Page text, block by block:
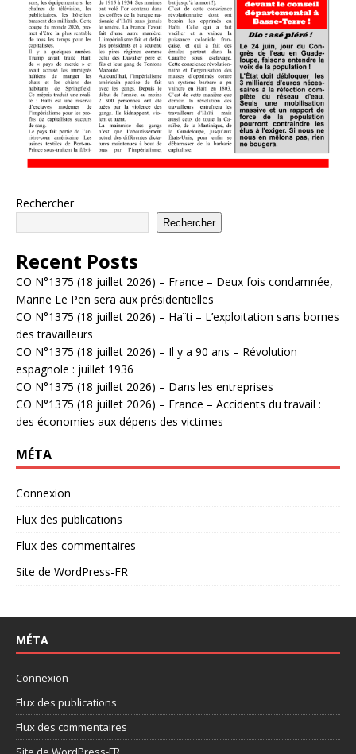
Rechercher
Rechercher
Recent Posts
CO N°1375 (18 juillet 2026) – France – Deux fois condamnée,
Marine Le Pen sera aux présidentielles
CO N°1375 (18 juillet 2026) – Haïti – L’exploitation sans bornes
des travailleurs
CO N°1375 (18 juillet 2026) – Il y a 90 ans – Révolution
espagnole : juillet 1936
CO N°1375 (18 juillet 2026) – Dans les entreprises
CO N°1375 (18 juillet 2026) – France – Accidents du travail :
des économies aux dépens des victimes
MÉTA
Connexion
Flux des publications
Flux des commentaires
Site de WordPress-FR
MÉTA
Connexion
Flux des publications
Flux des commentaires